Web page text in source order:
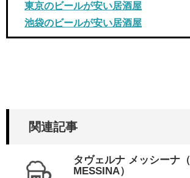
東京のビールが安い居酒屋
池袋のビールが安い居酒屋
関連記事
タヴェルナ メッシーナ
MESSINA）